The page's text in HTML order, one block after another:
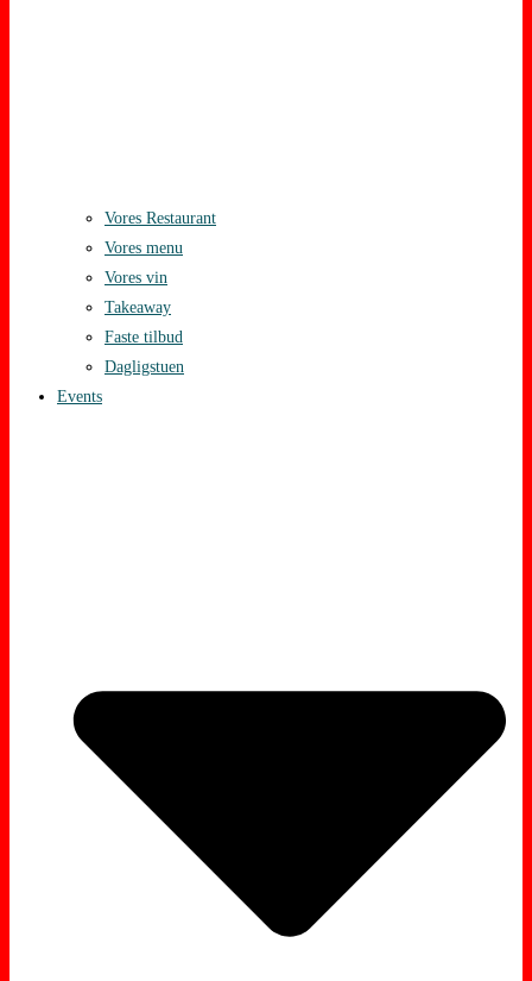
Vores Restaurant
Vores menu
Vores vin
Takeaway
Faste tilbud
Dagligstuen
Events